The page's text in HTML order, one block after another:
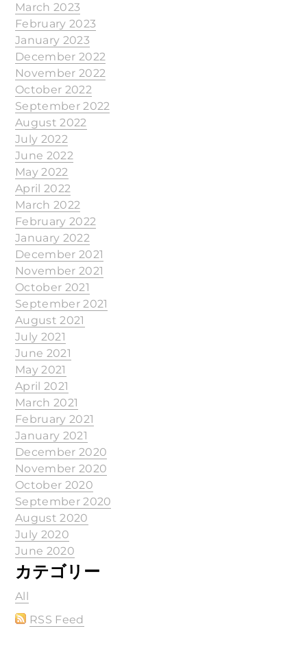
March 2023
February 2023
January 2023
December 2022
November 2022
October 2022
September 2022
August 2022
July 2022
June 2022
May 2022
April 2022
March 2022
February 2022
January 2022
December 2021
November 2021
October 2021
September 2021
August 2021
July 2021
June 2021
May 2021
April 2021
March 2021
February 2021
January 2021
December 2020
November 2020
October 2020
September 2020
August 2020
July 2020
June 2020
カテゴリー
All
RSS Feed